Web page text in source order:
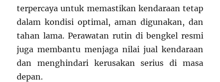
terpercaya untuk memastikan kendaraan tetap
dalam kondisi optimal, aman digunakan, dan
tahan lama. Perawatan rutin di bengkel resmi
juga membantu menjaga nilai jual kendaraan
dan menghindari kerusakan serius di masa
depan.